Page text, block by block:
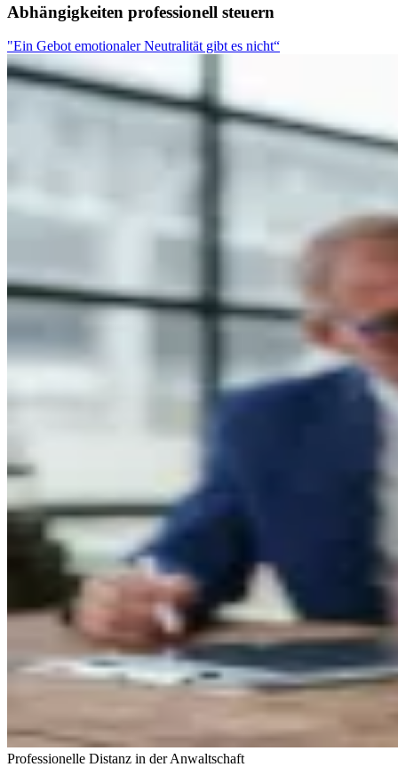
Abhängigkeiten professionell steuern
"Ein Gebot emotionaler Neutralität gibt es nicht“
Professionelle Distanz in der Anwaltschaft